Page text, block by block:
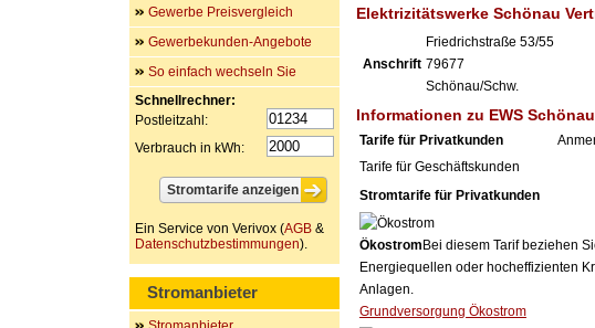
Elektrizitätswerke Schönau
Anschrift
Friedrichstraße 53/55
79677
Schönau/Schw.
Informationen zu EWS Schönau
Tarife für Privatkunden
Tarife für Geschäftskunden
Stromtarife für Privatkunden
Ökostrom Bei diesem Tarif beziehen
Energiequellen oder hocheffizienten
Anlagen.
Grundversorgung Ökostrom
Gewerbe Preisvergleich
Gewerbekunden-Angebote
So einfach wechseln Sie
Schnellrechner:
Postleitzahl:
Verbrauch in kWh:
Ein Service von Verivox (AGB &
Datenschutzbestimmungen).
Stromanbieter